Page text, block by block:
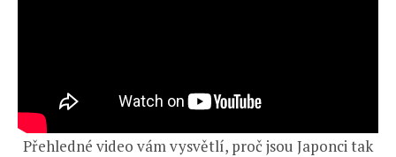
Přehledné video vám vysvětlí, proč jsou Japonci tak